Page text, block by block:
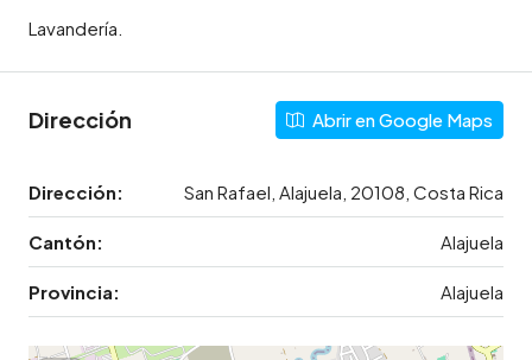
Lavandería.
Dirección Abrir en Google Maps
Dirección: San Rafael, Alajuela, 20108, Costa Rica
Cantón: Alajuela
Provincia: Alajuela